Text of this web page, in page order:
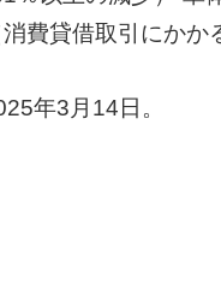
費貸借取引にかか
年3月14日。